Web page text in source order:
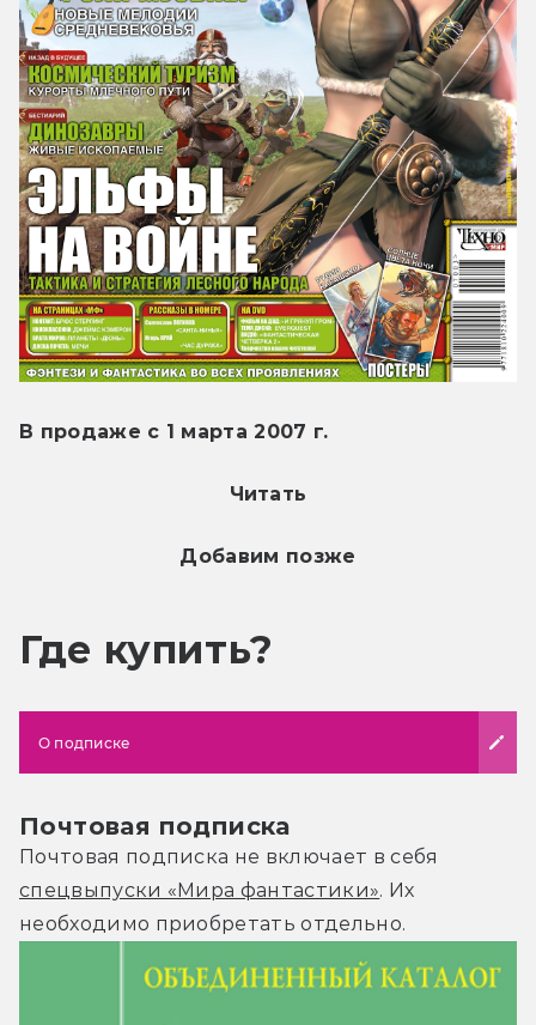
В продаже с 1 марта 2007 г.
Читать
Добавим позже
Где купить?
О подписке
Почтовая подписка
Почтовая подписка не включает в себя
спецвыпуски «Мира фантастики». Их
необходимо приобретать отдельно.